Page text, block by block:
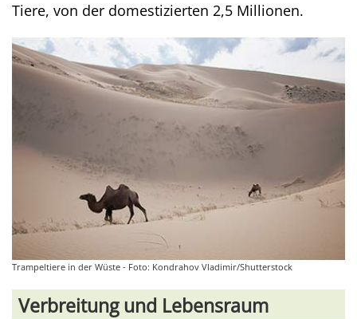
Tiere, von der domestizierten 2,5 Millionen.
Trampeltiere in der Wüste - Foto: Kondrahov Vladimir/Shutterstock
Verbreitung und Lebensraum